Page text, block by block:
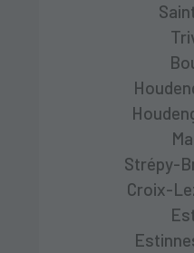
Strépy-
Croix-